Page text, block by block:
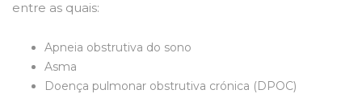
entre as quais:
Apneia obstrutiva do sono
Asma
​Doença pulmonar obstrutiva crónica (DPOC)